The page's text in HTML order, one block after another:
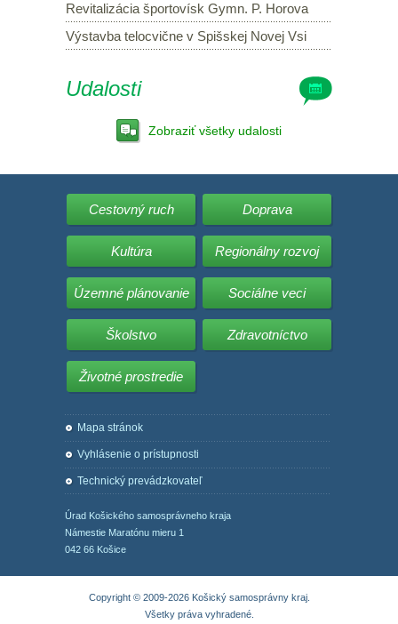
Revitalizácia športovísk Gymn. P. Horova
Výstavba telocvične v Spišskej Novej Vsi
Udalosti
Zobraziť všetky udalosti
Cestovný ruch Doprava
Kultúra Regionálny rozvoj
Územné plánovanie Sociálne veci
Školstvo Zdravotníctvo
Životné prostredie
Mapa stránok
Vyhlásenie o prístupnosti
Technický prevádzkovateľ
Úrad Košického samosprávneho kraja
Námestie Maratónu mieru 1
042 66 Košice
Copyright © 2009-2026 Košický samosprávny kraj.
Všetky práva vyhradené.